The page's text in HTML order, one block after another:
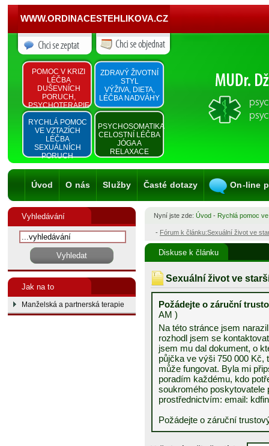
WWW.ORDINACESTEHLIKOVA.CZ
POMOC V KRIZI
LÉČBA
DUŠEVNÍCH
PORUCH,
PSYCHOTERAPIE
ZDRAVÝ ŽIVOTNÍ
STYL
VÝŽIVA, DIETA,
LÉČBA NADVÁHY
RYCHLÁ POMOC
VE VZTAZÍCH
LÉČBA
SEXUÁLNÍCH
PORUCH
PSYCHOSOMATIKA
CELOSTNÍ LÉČBA
JÓGA A
RELAXACE
Úvod O nás Služby Časté dotazy On-line
Vyhledávání
Jak na to
Manželská a partnerská terapie
Nyní jste zde: Úvod - Rychlá pomoc
- Fórum k článku:Sexuální život ve
Diskuse k článku
Sexuální život ve
Požádejte o záruční
AM )
Na této stránce jsem
rozhodl jsem se
jsem mu dal dokument, o
půjčka ve výši 750 000 Kč,
může fungovat. Byla mi
poradím každému, kdo
soukromého
prostřednictvím: email:
Požádejte o záruční